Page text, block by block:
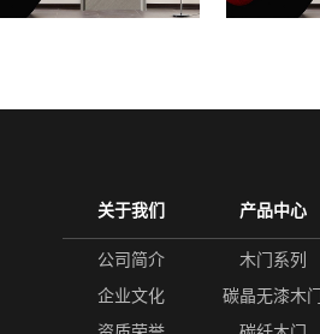
关于我们
公司简介
企业文化
产品中心
木门系列
碳晶无漆木门